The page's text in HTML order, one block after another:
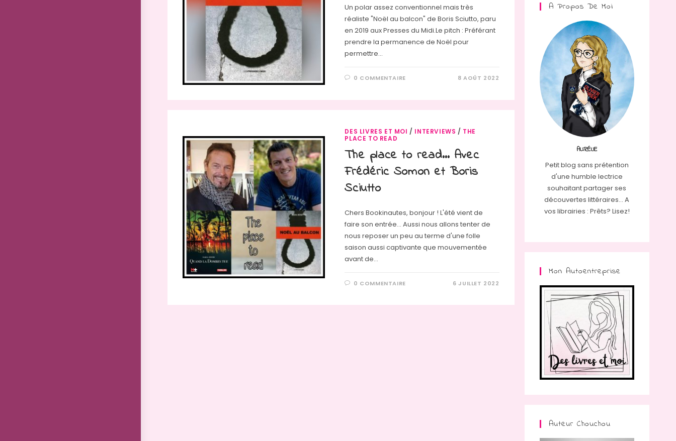
Un polar assez conventionnel mais très
réaliste "Noël au balcon" de Boris Sciutto, paru
en 2019 aux Presses du Midi.Le pitch : Préférant
prendre la permanence de Noël pour
permettre…
0 COMMENTAIRE 8 AOÛT 2022
DES LIVRES ET MOI / INTERVIEWS / THE
PLACE TO READ
The place to read… Avec
Frédéric Somon et Boris
Sciutto
Chers Bookinautes, bonjour ! L'été vient de
faire son entrée... Aussi nous allons tenter de
nous reposer un peu au terme d'une folle
saison aussi captivante que mouvementée
avant de…
0 COMMENTAIRE 6 JUILLET 2022
A Propos De Moi
AURÉLIE
Petit blog sans prétention
d'une humble lectrice
souhaitant partager ses
découvertes littéraires... A
vos librairies : Prêts? Lisez!
Mon Autoentreprise
Auteur Chouchou